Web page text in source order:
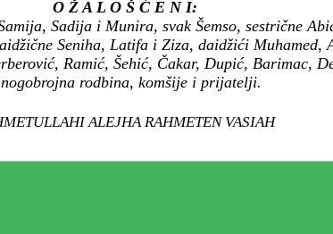
O Ž A L O Š Ć E N I:
Sadija i Munira, svak Šemso, sestrične
Seniha, Latifa i Ziza, daidžići Muhamed,
Ramić, Šehić, Čakar, Dupić, Barimac,
rodbina, komšije i prijatelji.
ALEJHA RAHMETEN VASIAH